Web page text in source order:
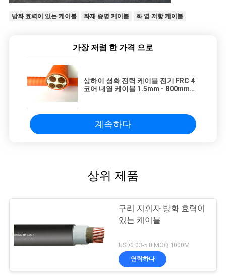
방화 효력이 있는 케이블 화재 증명 케이블 화 염 저항 케이블
가장 저렴 한 가격 으로
상하이 셩화 전력 케이블 전기 FRC 4
코어 내열 케이블 1.5mm - 800mm
계속하다
상위 제품
구리 지휘자 방화 효력이
있는 케이블
USD0.03-5.0 MOQ:1000M
연락하다